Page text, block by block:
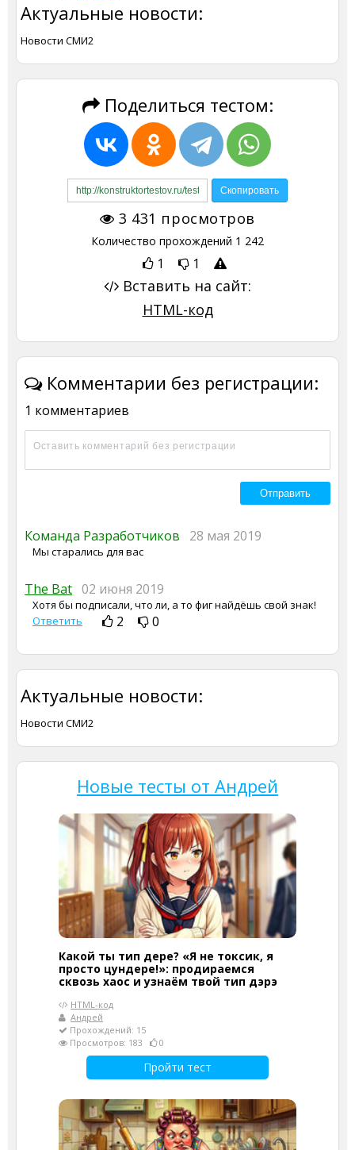
Актуальные новости:
Новости СМИ2
Поделиться тестом:
3 431 просмотров
Количество прохождений 1 242
1 1
Вставить на сайт:
HTML-код
Комментарии без регистрации:
1 комментариев
Команда Разработчиков 28 мая 2019
Мы старались для вас
The Bat 02 июня 2019
Хотя бы подписали, что ли, а то фиг найдёшь свой знак!
Ответить
2 0
Актуальные новости:
Новости СМИ2
Новые тесты от Андрей
Какой ты тип дере? «Я не токсик, я
просто цундере!»: продираемся
сквозь хаос и узнаём твой тип дэрэ
HTML-код
Андрей
Прохождений: 15
Просмотров: 183
0
Пройти тест